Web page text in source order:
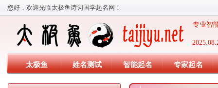
您好，欢迎光临太极鱼诗词国学起名网！
专业智
太极鱼 姓名测试 智能起名 专家起名